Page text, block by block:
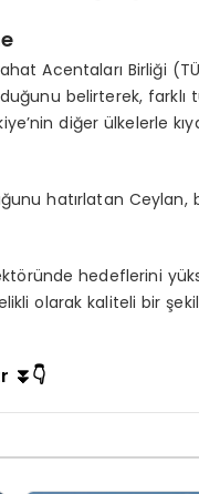
Acentaları Birliği
belirterek,
diğer ülkelerle
hatırlatan
hedeflerini
olarak kaliteli bir